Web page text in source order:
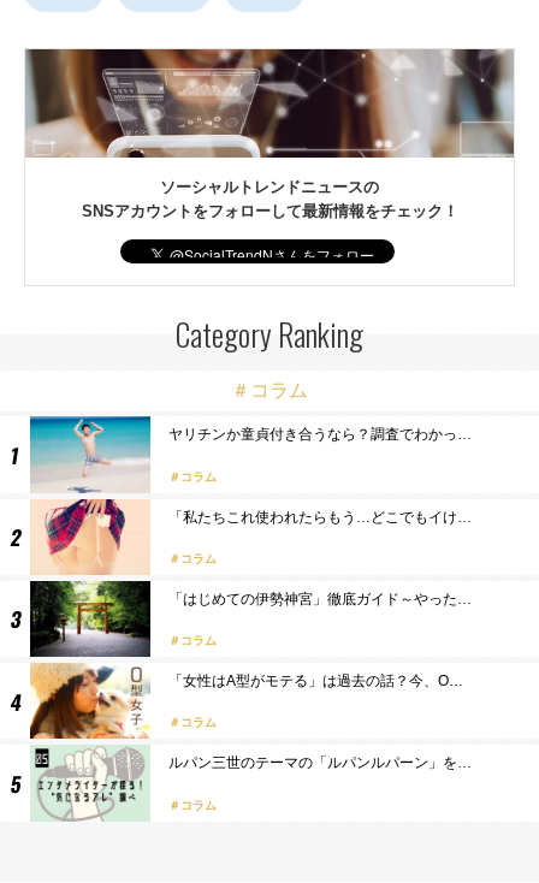
ソーシャルトレンドニュースの
SNSアカウントをフォローして最新情報をチェック！
Category Ranking
＃コラム
ヤリチンか童貞付き合うなら？調査でわかっ…
コラム
「私たちこれ使われたらもう…どこでもイけ…
コラム
「はじめての伊勢神宮」徹底ガイド～やった…
コラム
「女性はA型がモテる」は過去の話？今、O…
コラム
ルパン三世のテーマの「ルパンルパーン」を…
コラム